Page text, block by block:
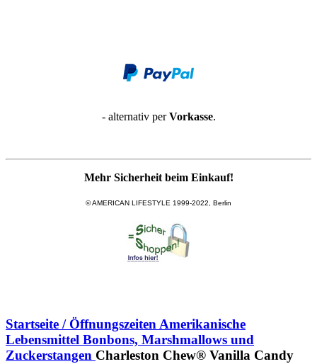
- alternativ perVorkasse.
Mehr Sicherheit beim Einkauf!
© AMERICAN LIFESTYLE 1999-2022, Berlin
Startseite / Öffnungszeiten Amerikanische
Lebensmittel Bonbons, Marshmallows und
Zuckerstangen Charleston Chew® Vanilla Candy